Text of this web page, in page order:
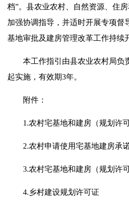
档”。县农业农村、自然资源、住
加强协调指导，并适时开展专项督
基地审批及建房管理改革工作持续
本工作指引由县农业农村局负责
起实施，有效期3年。
附件：
1.农村宅基地和建房（规划许
2.农村申请使用宅基地建房承诺
3.农村宅基地和建房（规划许
4.乡村建设规划许可证